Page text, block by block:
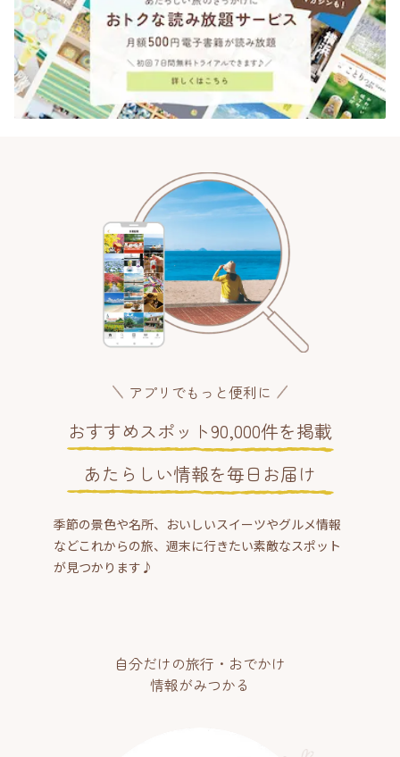
アプリでもっと便利に
おすすめスポット90,000件を掲載
あたらしい情報を毎日お届け
季節の景色や名所、おいしいスイーツやグルメ情報
などこれからの旅、週末に行きたい素敵なスポット
が見つかります♪
自分だけの旅行・おでかけ
情報がみつかる